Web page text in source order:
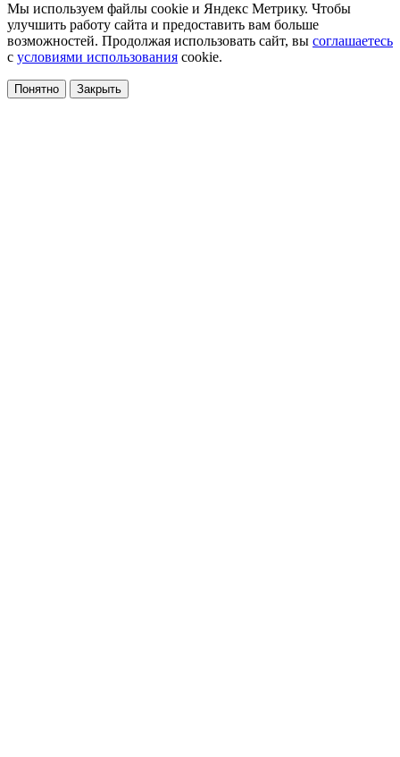
Мы используем файлы cookie и Яндекс Метрику. Чтобы
улучшить работу сайта и предоставить вам больше
возможностей. Продолжая использовать сайт, вы соглашаетесь
с условиями использования cookie.
Понятно Закрыть